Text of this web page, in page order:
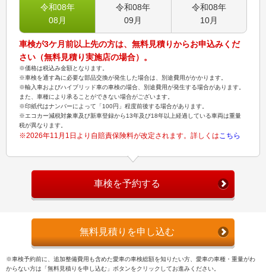
令和08年
08 月
令和08年
09 月
令和08年
10月
車検が3ケ月前以上先の方は、無料見積りからお申込みくだ
さい（無料見積り実施店の場合）。
※価格は税込み金額となります。
※車検を通す為に必要な部品交換が発生した場合は、別途費用がかかります。
※輸入車およびハイブリッド車の車検の場合、別途費用が発生する場合があります。
また、車種により承ることができない場合がございます。
※印紙代はナンバーによって「100円」程度前後する場合があります。
※エコカー減税対象車及び新車登録から13年及び18年以上経過している車両は重量
税が異なります。
※2026年11月1日より自賠責保険料が改定されます。詳しくは こちら
車検を予約する
無料見積りを申し込む
※車検予約前に、追加整備費用も含めた愛車の車検総額を知りたい方、愛車の車種・重量がわ
からない方は「無料見積りを申し込む」ボタンをクリックしてお進みください。